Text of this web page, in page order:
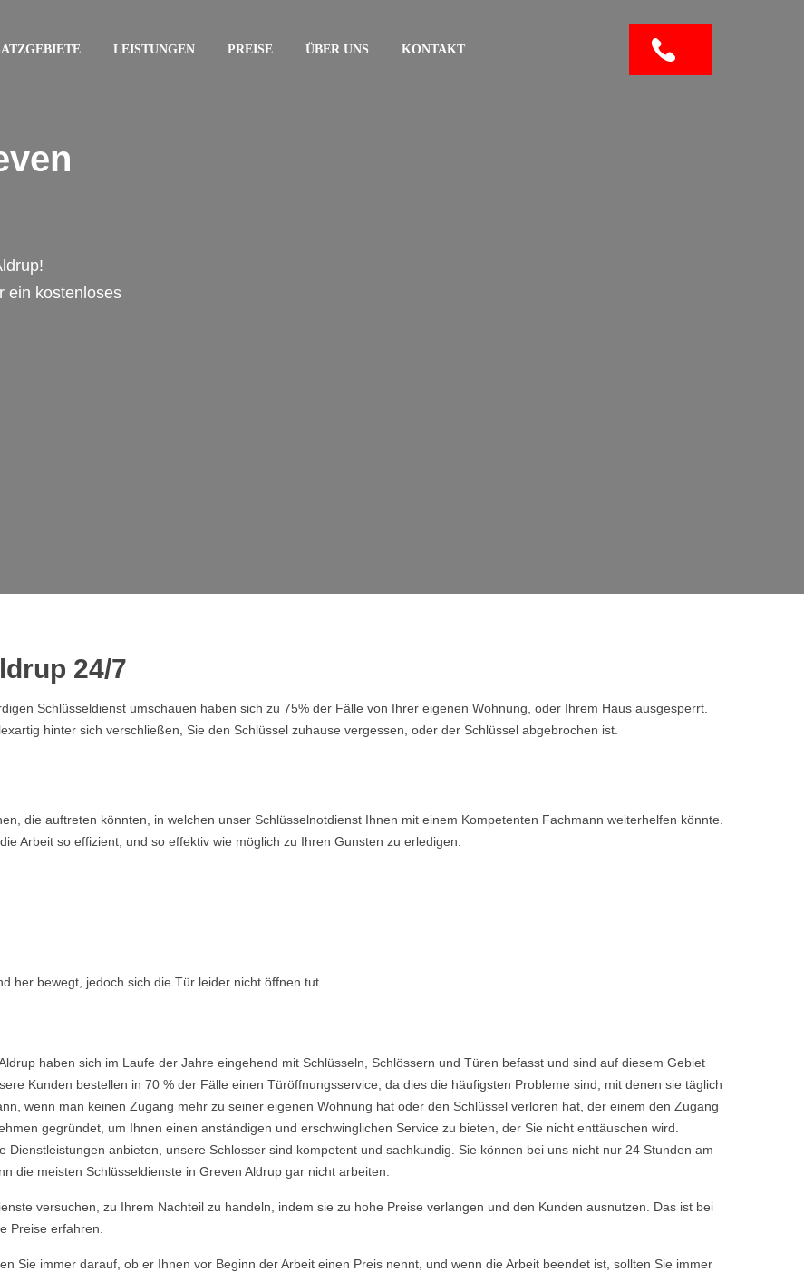
LEISTUNGEN PREISE ÜBER UNS KONTAKT
ein kostenloses
24/7
Schlüsseldienst umschauen haben sich zu 75% der Fälle von Ihrer eigenen Wohnung, oder Ihrem Haus ausgesperrt.
hinter sich verschließen, Sie den Schlüssel zuhause vergessen, oder der Schlüssel abgebrochen ist.
die auftreten könnten, in welchen unser Schlüsselnotdienst Ihnen mit einem Kompetenten Fachmann weiterhelfen könnte.
Arbeit so effizient, und so effektiv wie möglich zu Ihren Gunsten zu erledigen.
her bewegt, jedoch sich die Tür leider nicht öffnen tut
haben sich im Laufe der Jahre eingehend mit Schlüsseln, Schlössern und Türen befasst und sind auf diesem Gebiet
Kunden bestellen in 70 % der Fälle einen Türöffnungsservice, da dies die häufigsten Probleme sind, mit denen sie täglich
wenn man keinen Zugang mehr zu seiner eigenen Wohnung hat oder den Schlüssel verloren hat, der einem den Zugang
gegründet, um Ihnen einen anständigen und erschwinglichen Service zu bieten, der Sie nicht enttäuschen wird.
anbieten, unsere Schlosser sind kompetent und sachkundig. Sie können bei uns nicht nur 24 Stunden am
die meisten Schlüsseldienste in Greven Aldrup gar nicht arbeiten.
versuchen, zu Ihrem Nachteil zu handeln, indem sie zu hohe Preise verlangen und den Kunden ausnutzen. Das ist bei
Preise erfahren.
Sie immer darauf, ob er Ihnen vor Beginn der Arbeit einen Preis nennt, und wenn die Arbeit beendet ist, sollten Sie immer